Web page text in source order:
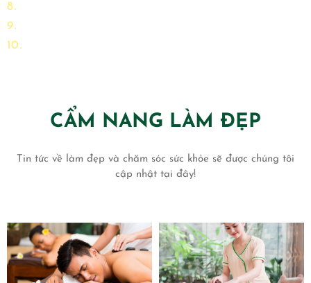
8
9
10
CẨM NANG LÀM ĐẸP
Tin tức về làm đẹp và chăm sóc sức khỏe sẽ được chúng tôi
cập nhật tại đây!